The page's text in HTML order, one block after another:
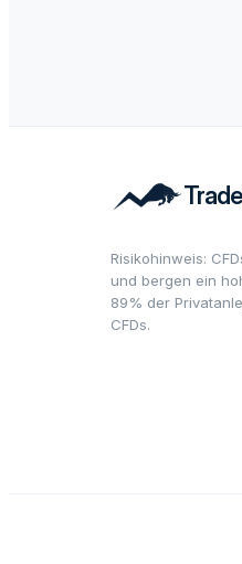
Risikohinweis:
und bergen ein
89% der
CFDs.